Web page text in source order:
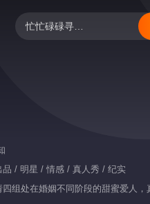
爸爸当家 第五季
你好，星期六
品 / 明星 / 情感 / 真人秀 / 纪实
组处在婚姻不同阶段的甜蜜爱人